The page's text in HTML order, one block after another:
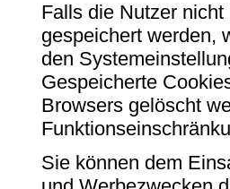
Falls die Nutzer
gespeichert werden,
den
Gespeicherte
Browsers gelöscht
Sie können dem